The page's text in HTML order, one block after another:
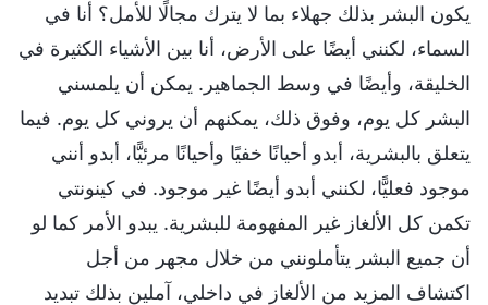
يكون البشر بذلك جهلاء بما لا يترك مجالًا للأمل؟ أنا في
السماء، لكنني أيضًا على الأرض، أنا بين الأشياء الكثيرة في
الخليقة، وأيضًا في وسط الجماهير. يمكن أن يلمسني
البشر كل يوم، وفوق ذلك، يمكنهم أن يروني كل يوم. فيما
يتعلق بالبشرية، أبدو أحيانًا خفيًا وأحيانًا مرئيًّا، أبدو أنني
موجود فعليًّا، لكنني أبدو أيضًا غير موجود. في كينونتي
تكمن كل الألغاز غير المفهومة للبشرية. يبدو الأمر كما لو
أن جميع البشر يتأملونني من خلال مجهر من أجل
اكتشاف المزيد من الألغاز في داخلي، آملين بذلك تبديد